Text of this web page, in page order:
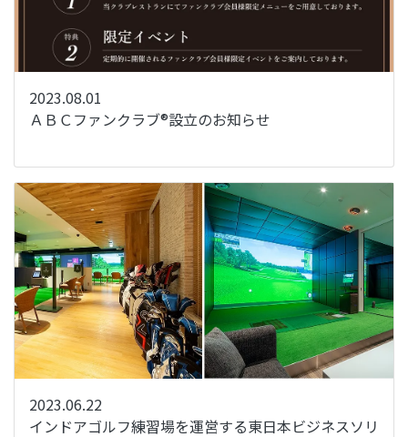
2023.08.01
ＡＢＣファンクラブ®設立のお知らせ
2023.06.22
インドアゴルフ練習場を運営する東日本ビジネスソリ